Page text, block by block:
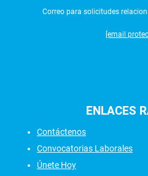
Correo para solicitudes
[email
ENLACES
Contáctenos
Convocatorias Laborales
Únete Hoy